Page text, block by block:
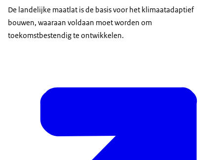
De landelijke maatlat is de basis voor het klimaatadaptief
bouwen, waaraan voldaan moet worden om
toekomstbestendig te ontwikkelen.